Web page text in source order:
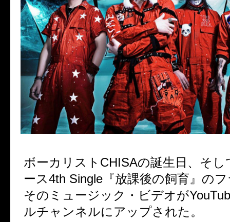
ボーカリスト CHISAの誕生日、そし
ース4th Single 『放課後の飼育』の
そのミュージック・ビデオが
ルチャンネルにアップされた。